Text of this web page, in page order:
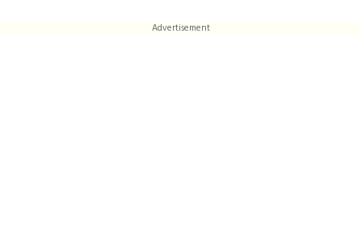
Advertisement